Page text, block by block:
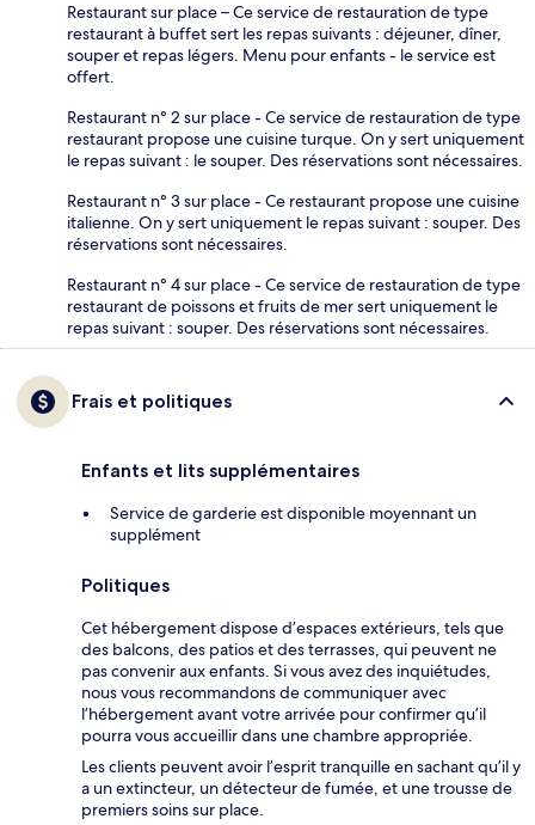
Restaurant sur place – Ce service de restauration de type
restaurant à buffet sert les repas suivants : déjeuner, dîner,
souper et repas légers. Menu pour enfants - le service est
offert.
Restaurant n° 2 sur place - Ce service de restauration de type
restaurant propose une cuisine turque. On y sert uniquement
le repas suivant : le souper. Des réservations sont nécessaires.
Restaurant n° 3 sur place - Ce restaurant propose une cuisine
italienne. On y sert uniquement le repas suivant : souper. Des
réservations sont nécessaires.
Restaurant n° 4 sur place - Ce service de restauration de type
restaurant de poissons et fruits de mer sert uniquement le
repas suivant : souper. Des réservations sont nécessaires.
Frais et politiques
Enfants et lits supplémentaires
Service de garderie est disponible moyennant un
supplément
Politiques
Cet hébergement dispose d’espaces extérieurs, tels que
des balcons, des patios et des terrasses, qui peuvent ne
pas convenir aux enfants. Si vous avez des inquiétudes,
nous vous recommandons de communiquer avec
l’hébergement avant votre arrivée pour confirmer qu’il
pourra vous accueillir dans une chambre appropriée.
Les clients peuvent avoir l’esprit tranquille en sachant qu’il y
a un extincteur, un détecteur de fumée, et une trousse de
premiers soins sur place.